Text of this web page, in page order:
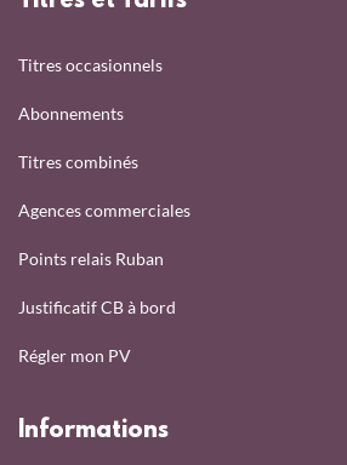
Titres occasionnels
Abonnements
Titres combinés
Agences commerciales
Points relais Ruban
Justificatif CB à bord
Régler mon PV
Informations